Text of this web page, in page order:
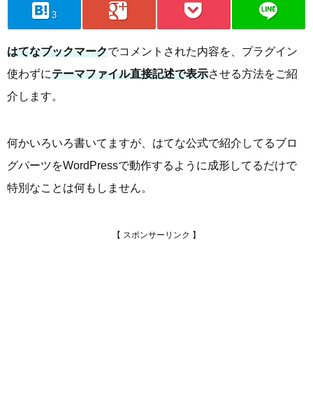
hatebu 3 googleplus pocket line
はてなブックマークでコメントされた内容を、プラグイン
使わずにテーマファイル直接記述で表示させる方法をご紹
介します。
何かいろいろ書いてますが、はてな公式で紹介してるブロ
グパーツをWordPressで動作するように成形してるだけで
特別なことは何もしません。